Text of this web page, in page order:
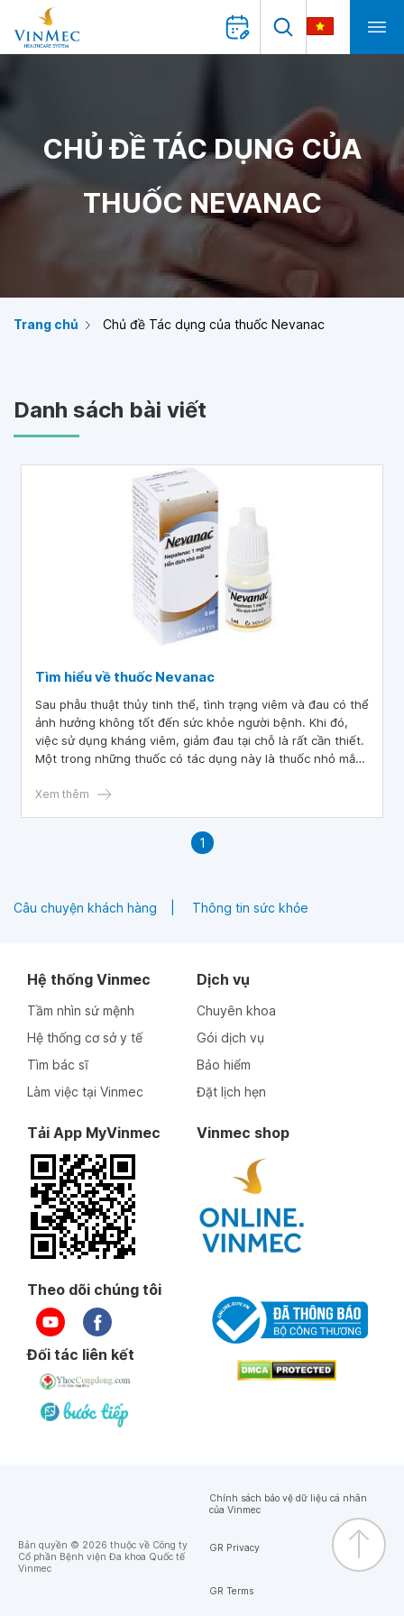
CHỦ ĐỀ TÁC DỤNG CỦA
THUỐC NEVANAC
Trang chủ Chủ đề Tác dụng của thuốc Nevanac
Danh sách bài viết
Tìm hiểu về thuốc Nevanac
Sau phẫu thuật thủy tinh thể, tình trạng viêm và đau có thể
ảnh hưởng không tốt đến sức khỏe người bệnh. Khi đó,
việc sử dụng kháng viêm, giảm đau tại chỗ là rất cần thiết.
Một trong những thuốc có tác dụng này là thuốc nhỏ mắt
phần gì và sử dụng như thế nào?
Xem thêm
1
Câu chuyện khách hàng Thông tin sức khỏe
Hệ thống Vinmec
Tầm nhìn sứ mệnh
Hệ thống cơ sở y tế
Tìm bác sĩ
Làm việc tại Vinmec
Dịch vụ
Chuyên khoa
Gói dịch vụ
Bảo hiểm
Đặt lịch hẹn
Tải App MyVinmec Vinmec shop
Theo dõi chúng tôi
Đối tác liên kết
Bản quyền © 2026 thuộc về Công ty
Cổ phần Bệnh viện Đa khoa Quốc tế
Vinmec
Chính sách bảo vệ dữ liệu cá nhân
của Vinmec
GR Privacy
GR Terms